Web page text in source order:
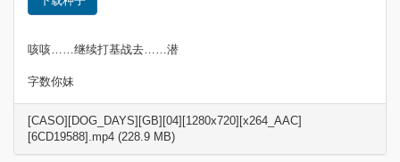
咳咳……继续打基战去……潜
字数你妹
[CASO][DOG_DAYS][GB][04][1280x720][x264_AAC]
[6CD19588].mp4 (228.9 MB)